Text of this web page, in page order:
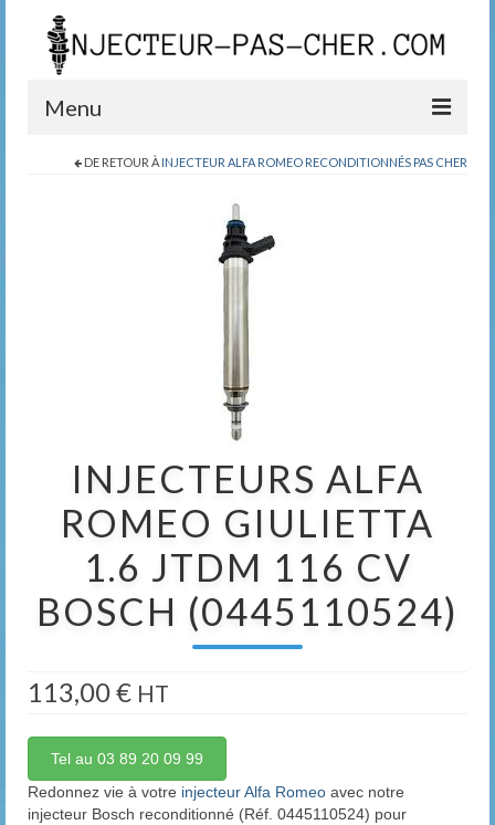
Menu
Blog DE RETOUR À INJECTEUR ALFA ROMEO RECONDITIONNÉS PAS CHER
INJECTEURS ALFA
ROMEO GIULIETTA
1.6 JTDM 116 CV
BOSCH (0445110524)
113,00€ HT
Tel au 03 89 20 09 99
Redonnez vie à votre injecteur Alfa Romeo avec notre
injecteur Bosch reconditionné (Réf. 0445110524) pour